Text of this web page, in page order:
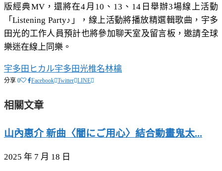
版經典MV，還將在4月10、13、14日舉辦3場線上活動
「Listening Party♪」，線上活動將播放精選輯歌曲，宇多
田光的工作人員預計也將參加聊天室及留言板，邀請全球
樂迷在線上同樂。
宇多田ヒカル宇多田光椎名林檎
分享 0 Facebook Twitter LINE
相關文章
山內惠介 新曲〈闇にご用心〉結合動畫鬼太...
2025 年 7 月 18 日